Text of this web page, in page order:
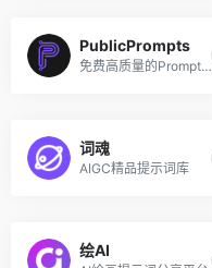
PublicPrompts
免费高质量的Prompts集合
词魂
AIGC精品提示词库
绘AI